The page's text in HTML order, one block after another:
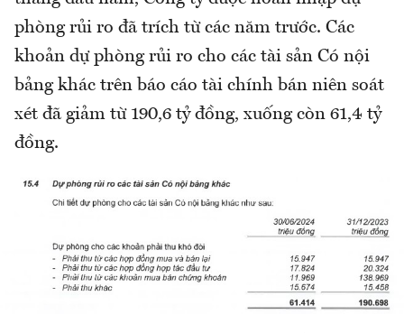
phòng rủi ro đã trích từ các năm trước. Các
khoản dự phòng rủi ro cho các tài sản Có nội
bảng khác trên báo cáo tài chính bán niên soát
xét đã giảm từ 190,6 tỷ đồng, xuống còn 61,4 tỷ
đồng.